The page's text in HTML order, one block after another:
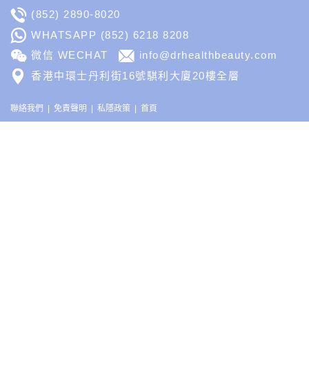
(852) 2890-8020
WHATSAPP (852) 6218 8208
微信 WECHAT
info@drhealthbeauty.com
香港中環士丹利街16號騏利大廈20樓全層
聯絡我們 免責聲明 私隱政策 首頁